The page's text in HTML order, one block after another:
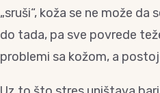
„sruši“, koža se ne može
do tada, pa sve povrede
problemi sa kožom, a